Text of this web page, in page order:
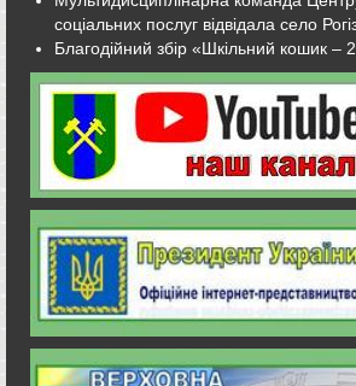
соціальних послуг відвідала село
Благодійний збір «Шкільний кошик –